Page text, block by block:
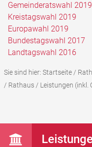
Gemeinderatswahl 2019
Kreistagswahl 2019
Europawahl 2019
Bundestagswahl 2017
Landtagswahl 2016
Sie sind hier: Startseite/
/ Rathaus/ Leistungen (inkl.